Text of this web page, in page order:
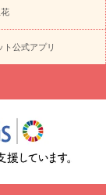
～
お祝い・
円～
お供え・お
るときのマナー・
誕生日のお花を「色
出産祝いお役立ち情
ト公式アプリ